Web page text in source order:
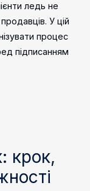
ледь не
У цій
процес
підписанням
крок,